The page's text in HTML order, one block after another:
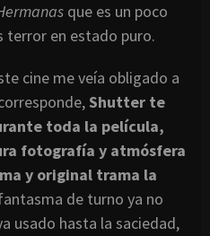
que es un poco
terror en estado puro.
cine me veía obligado a
Shutter te
toda la película,
fotografía y atmósfera
y original trama la
de turno ya no
usado hasta la saciedad,